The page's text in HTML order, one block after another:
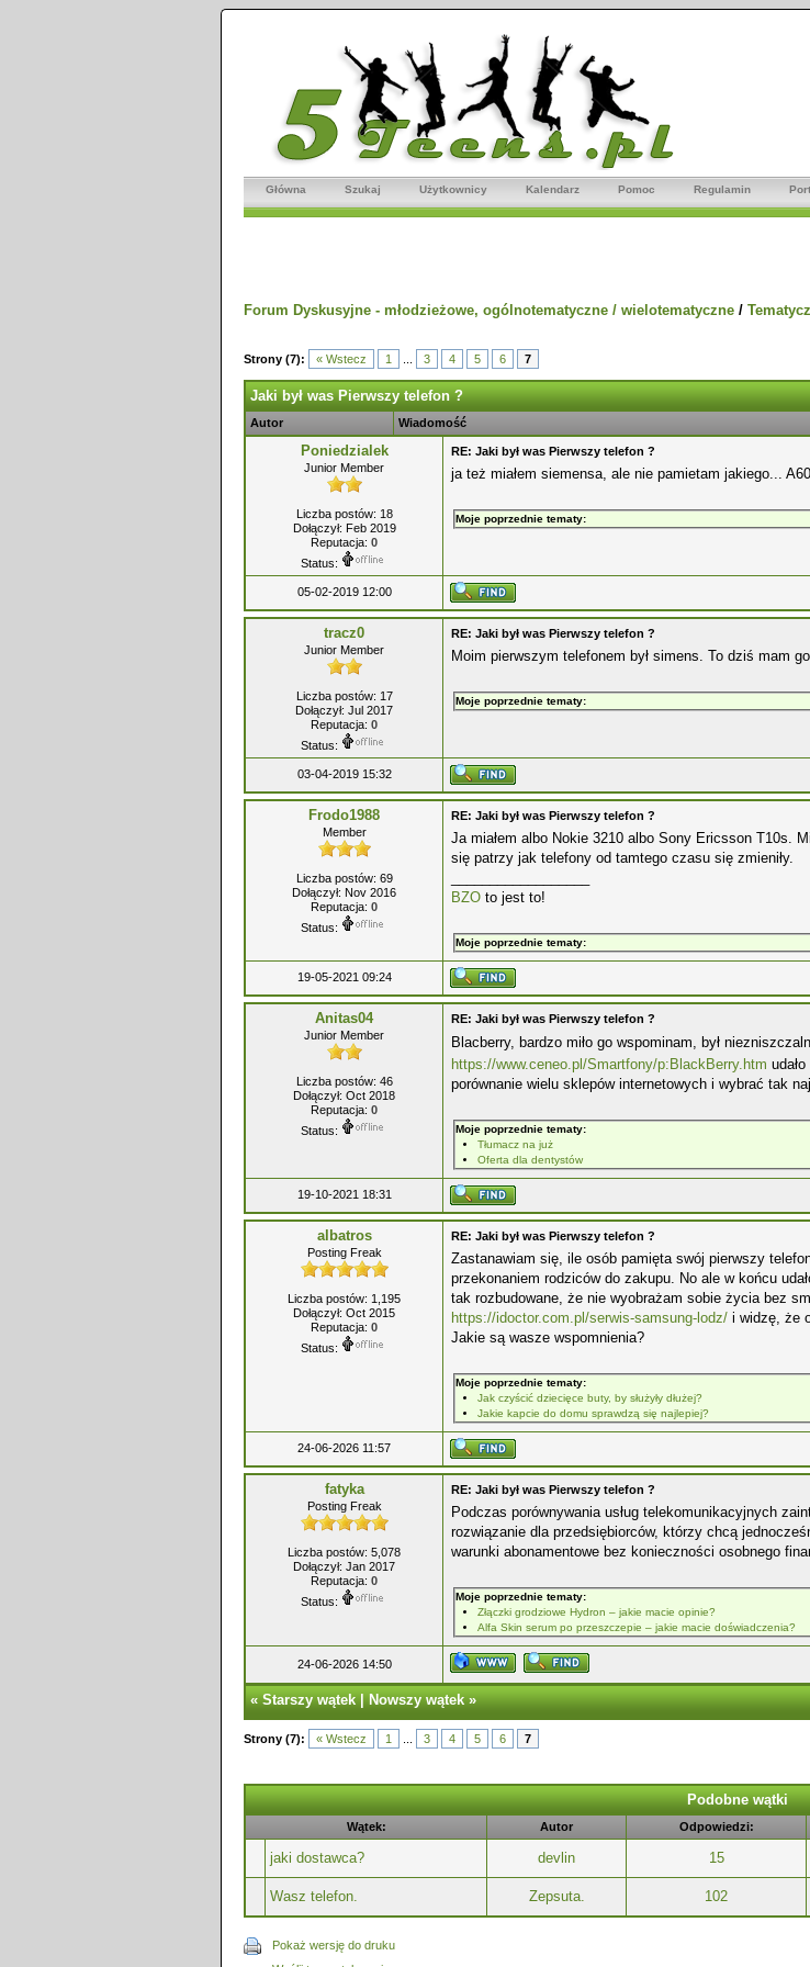
Główna Szukaj Użytkownicy Kalendarz Pomoc Regulamin
Forum Dyskusyjne - młodzieżowe, ogólnotematyczne / wielotematyczne /
Strony (7): « Wstecz 1 3 4 5 6 7
Jaki był was Pierwszy telefon ?
Autor Wiadomość
Poniedzialek
Junior Member
Liczba postów: 18
Dołączył: Feb 2019
Reputacja: 0
Status:
RE: Jaki był was Pierwszy telefon ?
ja też miałem siemensa, ale nie pamietam jakiego...
Moje poprzednie tematy:
05-02-2019 12:00
tracz0
Junior Member
Liczba postów: 17
Dołączył: Jul 2017
Reputacja: 0
Status:
RE: Jaki był was Pierwszy telefon ?
Moim pierwszym telefonem był simens. To dziś mam
Moje poprzednie tematy:
03-04-2019 15:32
Frodo1988
Member
Liczba postów: 69
Dołączył: Nov 2016
Reputacja: 0
Status:
RE: Jaki był was Pierwszy telefon ?
Ja miałem albo Nokie 3210 albo Sony Ericsson T10s.
się patrzy jak telefony od tamtego czasu się zmieniły.
BZO to jest to!
Moje poprzednie tematy:
19-05-2021 09:24
Anitas04
Junior Member
Liczba postów: 46
Dołączył: Oct 2018
Reputacja: 0
Status:
RE: Jaki był was Pierwszy telefon ?
Blacberry, bardzo miło go wspominam, był
https://www.ceneo.pl/Smartfony/p:BlackBerry.htm
porównanie wielu sklepów internetowych i wybrać tak
Moje poprzednie tematy:
Tłumacz na już
Oferta dla dentystów
19-10-2021 18:31
albatros
Posting Freak
Liczba postów: 1,195
Dołączył: Oct 2015
Reputacja: 0
Status:
RE: Jaki był was Pierwszy telefon ?
Zastanawiam się, ile osób pamięta swój pierwszy
przekonaniem rodziców do zakupu. No ale w końcu
tak rozbudowane, że nie wyobrażam sobie życia bez
https://idoctor.com.pl/serwis-samsung-lodz/ i widzę, że
Jakie są wasze wspomnienia?
Moje poprzednie tematy:
Jak czyścić dziecięce buty, by służyły dłużej?
Jakie kapcie do domu sprawdzą się najlepiej?
24-06-2026 11:57
fatyka
Posting Freak
Liczba postów: 5,078
Dołączył: Jan 2017
Reputacja: 0
Status:
RE: Jaki był was Pierwszy telefon ?
Podczas porównywania usług telekomunikacyjnych
rozwiązanie dla przedsiębiorców, którzy chcą
warunki abonamentowe bez konieczności osobnego
Moje poprzednie tematy:
Złączki grodziowe Hydron – jakie macie opinie?
Alfa Skin serum po przeszczepie – jakie macie doświadczenia?
24-06-2026 14:50
«Starszy wątek|Nowszy wątek»
Strony (7): « Wstecz 1 3 4 5 6 7
Podobne wątki
Wątek: Autor Odpowiedzi:
jaki dostawca? devlin 15
Wasz telefon. Zepsuta. 102
Pokaż wersję do druku